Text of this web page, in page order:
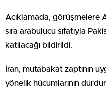
Açıklamada, görüşmelere
sıra arabulucu sıfatıyla
katılacağı bildirildi.
İran, mutabakat zaptının
yönelik hücumlarının